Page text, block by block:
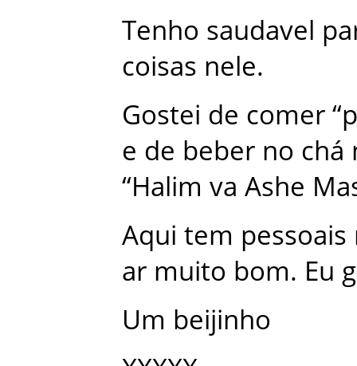
Tenho saudavel
coisas nele.
Gostei de comer “
e de beber no chá
“Halim va Ashe
Aqui tem pessoais
ar muito bom. Eu
Um beijinho